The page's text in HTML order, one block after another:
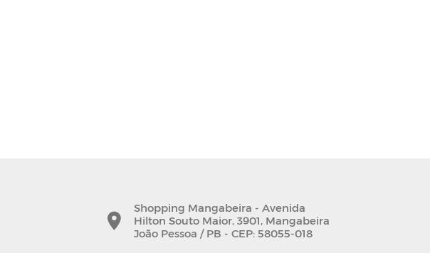
Shopping Mangabeira - Avenida
Hilton Souto Maior, 3901, Mangabeira
João Pessoa / PB - CEP: 58055-018